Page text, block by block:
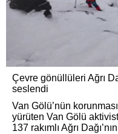
Çevre gönüllüleri Ağrı
seslendi
Van Gölü’nün
yürüten Van Gölü
137 rakımlı Ağrı